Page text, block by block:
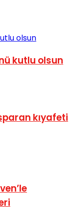
kutlu olsun
kıyafeti